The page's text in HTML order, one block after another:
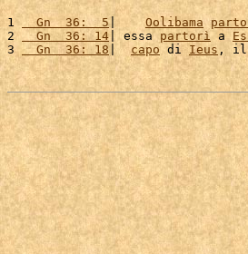
1
  Gn  36:  5
| Oolibama
2
  Gn  36: 14
| essa partorì a
3
  Gn  36: 18
| capo di Ieus ,